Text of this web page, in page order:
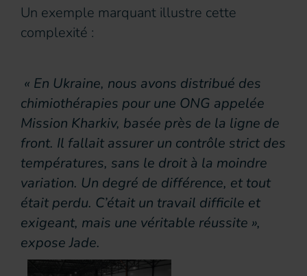
Un exemple marquant illustre cette
complexité :
« En Ukraine, nous avons distribué des
chimiothérapies pour une ONG appelée
Mission Kharkiv, basée près de la ligne de
front. Il fallait assurer un contrôle strict des
températures, sans le droit à la moindre
variation. Un degré de différence, et tout
était perdu. C’était un travail difficile et
exigeant, mais une véritable réussite »,
expose Jade.